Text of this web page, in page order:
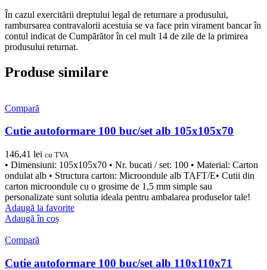
În cazul exercitării dreptului legal de returnare a produsului,
rambursarea contravalorii acestuia se va face prin virament bancar în
contul indicat de Cumpărător în cel mult 14 de zile de la primirea
produsului returnat.
Produse similare
Compară
Cutie autoformare 100 buc/set alb 105x105x70
146,41 lei cu TVA
• Dimensiuni: 105x105x70 • Nr. bucati / set: 100 • Material: Carton
ondulat alb • Structura carton: Microondule alb TAFT/E• Cutii din
carton microondule cu o grosime de 1,5 mm simple sau
personalizate sunt solutia ideala pentru ambalarea produselor tale!
Adaugă la favorite
Adaugă în coș
Compară
Cutie autoformare 100 buc/set alb 110x110x71